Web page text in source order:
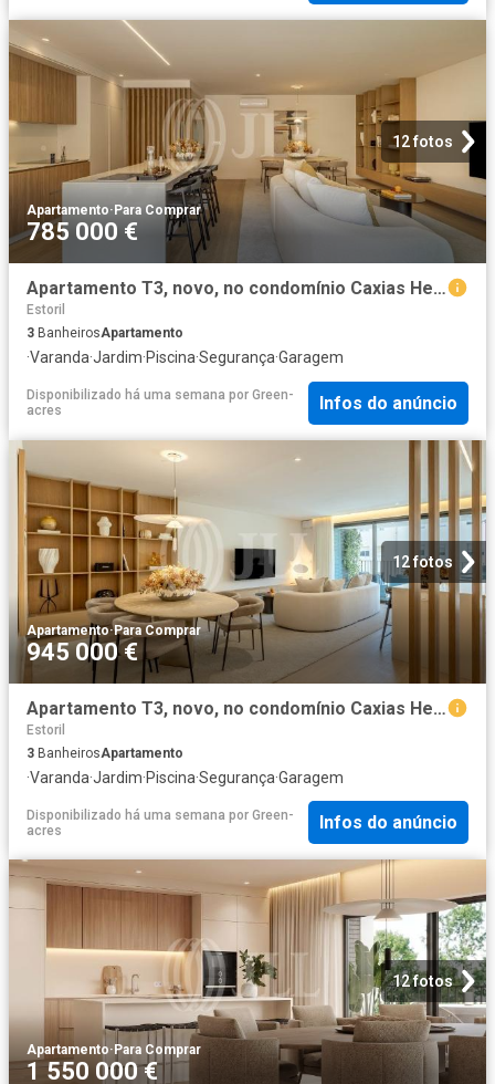
12 fotos
Apartamento· Para Comprar
785 000 €
Apartamento T3, novo, no condomínio Caxias Heights, em Oeira. 0m² Paco de Arcos
Estoril
3 BanheirosApartamento
·Varanda·Jardim·Piscina·Segurança·Garagem
Disponibilizado há uma semana por Green-
acres
Infos do anúncio
12 fotos
Apartamento·Para Comprar
945 000 €
Apartamento T3, novo, no condomínio Caxias Heights, em Oeira. 0m² Paco de Arcos
Estoril
3 BanheirosApartamento
·Varanda·Jardim·Piscina·Segurança·Garagem
Disponibilizado há uma semana por Green-
acres
Infos do anúncio
12 fotos
Apartamento· Para Comprar
1 550 000 €